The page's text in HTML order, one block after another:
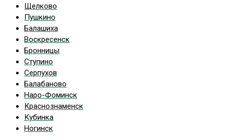
Щелково
Пушкино
Балашиха
Воскресенск
Бронницы
Ступино
Серпухов
Балабаново
Наро-Фоминск
Краснознаменск
Кубинка
Ногинск